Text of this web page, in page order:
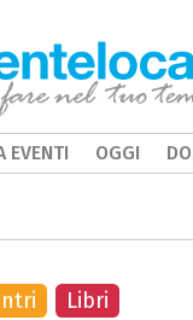
Libri
EVENTI OGGI